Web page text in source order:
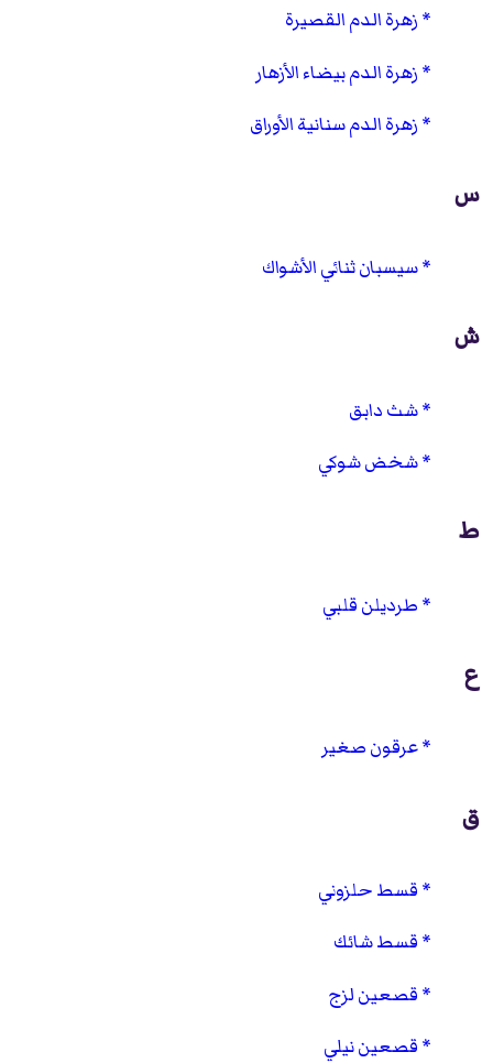
زهرة الدم القصيرة
زهرة الدم بيضاء الأزهار
زهرة الدم سنانية الأوراق
س
سيسبان ثنائي الأشواك
ش
شث دابق
شخض شوكي
ط
طرديلن قلبي
ع
عرقون صغير
ق
قسط حلزوني
قسط شائك
قصعين لزج
قصعين نيلي